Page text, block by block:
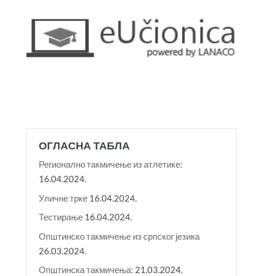
ОГЛАСНА ТАБЛА
Регионално такмичење из атлетике:
16.04.2024.
Уличне трке 16.04.2024.
Тестирање 16.04.2024.
Општинско такмичење из српског језика
26.03.2024.
Општинска такмичења: 21.03.2024.